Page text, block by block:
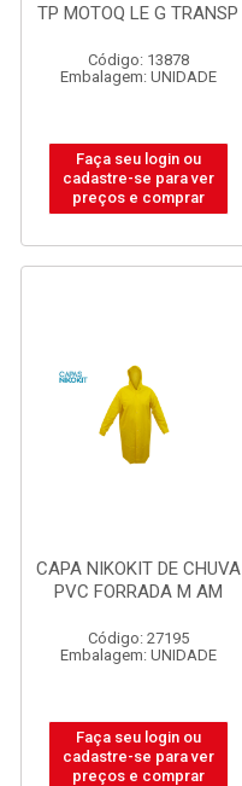
TP MOTOQ LE G TRANSP
Código: 13878
Embalagem: UNIDADE
Faça seu login ou
cadastre-se para ver
preços e comprar
CAPA NIKOKIT DE CHUVA
PVC FORRADA M AM
Código: 27195
Embalagem: UNIDADE
Faça seu login ou
cadastre-se para ver
preços e comprar